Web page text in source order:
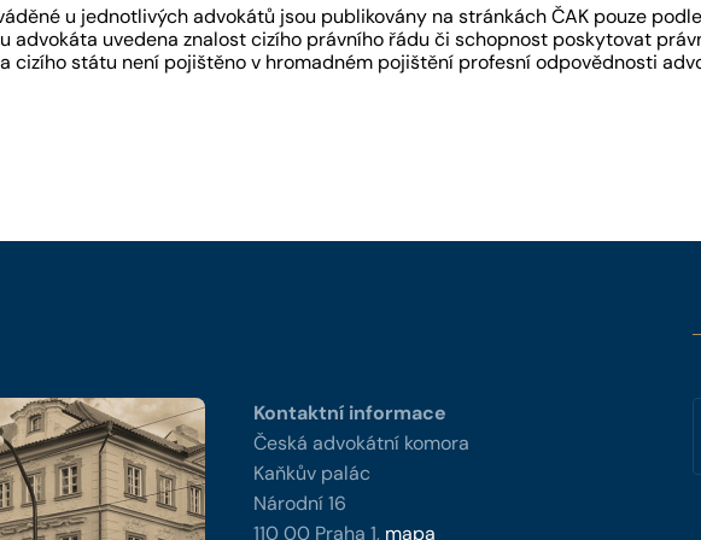
u jednotlivých advokátů jsou publikovány na stránkách ČAK pouze
advokáta uvedena znalost cizího právního řádu či schopnost poskytovat
cizího státu není pojištěno v hromadném pojištění profesní odpovědnosti
Kontaktní informace
Česká advokátní komora
Kaňkův palác
Národní 16
110 00 Praha 1, mapa